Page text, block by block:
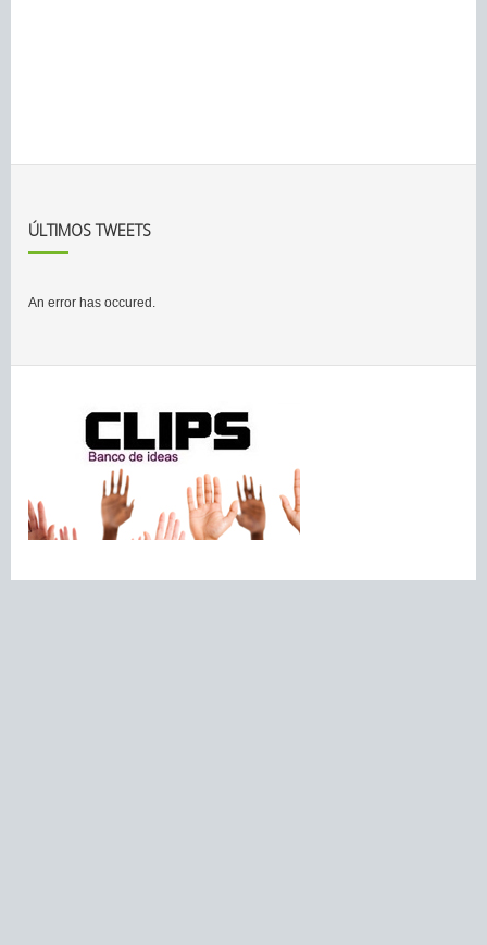
ÚLTIMOS TWEETS
An error has occured.